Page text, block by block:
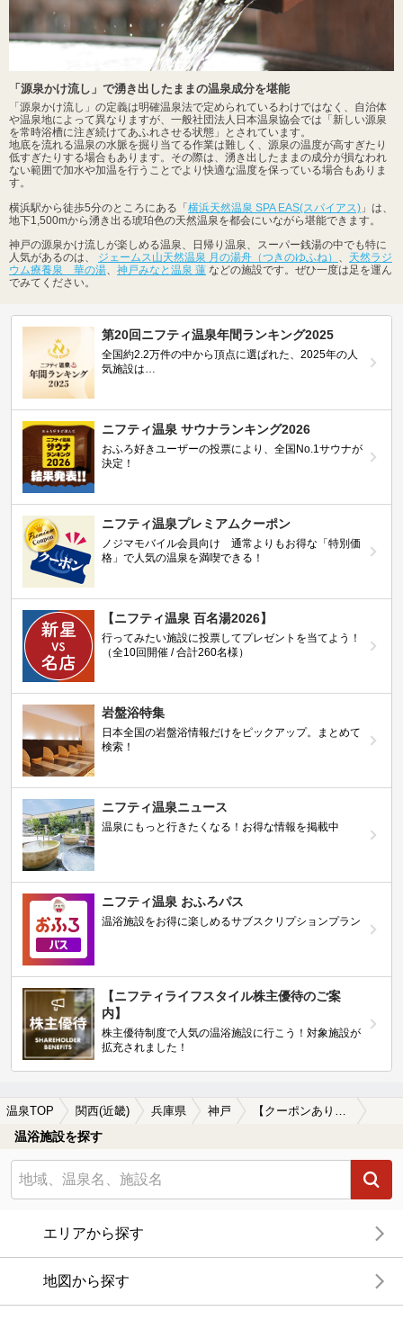
「源泉かけ流し」で湧き出したままの温泉成分を堪能
「源泉かけ流し」の定義は明確温泉法で定められているわけではなく、自治体
や温泉地によって異なりますが、一般社団法人日本温泉協会では「新しい源泉
を常時浴槽に注ぎ続けてあふれさせる状態」とされています。
地底を流れる温泉の水脈を掘り当てる作業は難しく、源泉の温度が高すぎたり
低すぎたりする場合もあります。その際は、湧き出したままの成分が損なわれ
ない範囲で加水や加温を行うことでより快適な温度を保っている場合もありま
す。
横浜駅から徒歩5分のところにある「横浜天然温泉 SPA EAS(スパイアス) 」は、
地下1,500mから湧き出る琥珀色の天然温泉を都会にいながら堪能できます。
神戸の源泉かけ流しが楽しめる温泉、日帰り温泉、スーパー銭湯の中でも特に
人気があるのは、 ジェームス山天然温泉 月の湯舟（つきのゆふね） 、 天然ラジ
ウム療養泉 華の湯、 神戸みなと温泉 蓮 などの施設です。ぜひ一度は足を運ん
でみてください。
第20回ニフティ温泉年間ランキング2025
全国約2.2万件の中から頂点に選ばれた、2025年の人
気施設は…
ニフティ温泉 サウナランキング2026
おふろ好きユーザーの投票により、全国No.1サウナが
決定！
ニフティ温泉プレミアムクーポン
ノジマモバイル会員向け 通常よりもお得な「特別価
格」で人気の温泉を満喫できる！
【ニフティ温泉 百名湯2026】
行ってみたい施設に投票してプレゼントを当てよう！
（全10回開催 / 合計260名様）
岩盤浴特集
日本全国の岩盤浴情報だけをピックアップ。まとめて
検索！
ニフティ温泉ニュース
温泉にもっと行きたくなる！お得な情報を掲載中
ニフティ温泉 おふろパス
温浴施設をお得に楽しめるサブスクリプションプラン
【ニフティライフスタイル株主優待のご案
内】
株主優待制度で人気の温浴施設に行こう！対象施設が
拡充されました！
温泉TOP 関西(近畿) 兵庫県 神戸 【クーポンあり】源泉かけ流しが楽しめる神戸の温泉、日帰り温泉、スーパー銭湯おすすめ
温浴施設を探す
エリアから探す
地図から探す